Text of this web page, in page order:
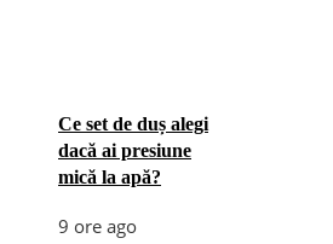
Ce set de duș alegi
dacă ai presiune
mică la apă?
9 ore ago